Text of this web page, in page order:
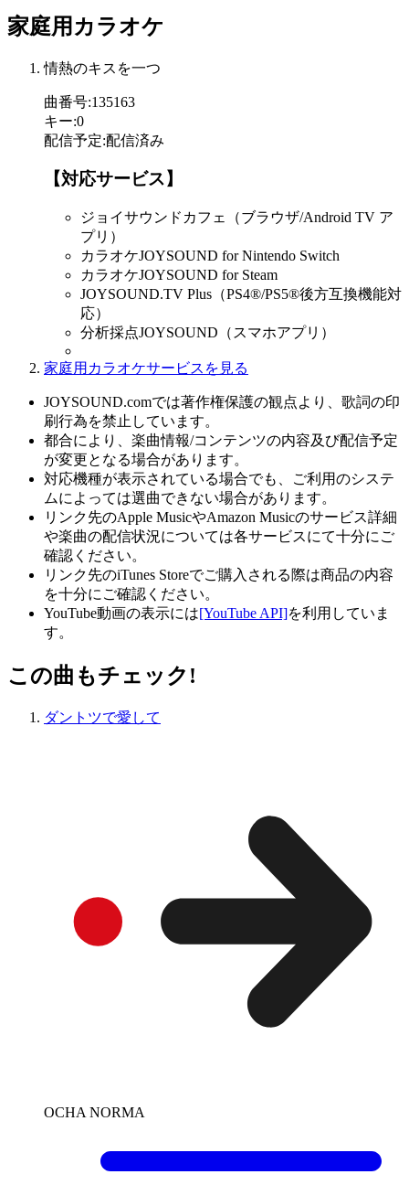
家庭用カラオケ
情熱のキスを一つ
曲番号:135163
キー:0
配信予定:配信済み
【対応サービス】
ジョイサウンドカフェ（ブラウザ/Android TV ア
プリ）
カラオケJOYSOUND for Nintendo Switch
カラオケJOYSOUND for Steam
JOYSOUND.TV Plus（PS4®/PS5®後方互換機能対
応）
分析採点JOYSOUND（スマホアプリ）
家庭用カラオケサービスを見る
JOYSOUND.comでは著作権保護の観点より、歌詞の印
刷行為を禁止しています。
都合により、楽曲情報/コンテンツの内容及び配信予定
が変更となる場合があります。
対応機種が表示されている場合でも、ご利用のシステ
ムによっては選曲できない場合があります。
リンク先のApple MusicやAmazon Musicのサービス詳細
や楽曲の配信状況については各サービスにて十分にご
確認ください。
リンク先のiTunes Storeでご購入される際は商品の内容
を十分にご確認ください。
YouTube動画の表示には[YouTube API]を利用していま
す。
この曲もチェック!
ダントツで愛して
OCHA NORMA